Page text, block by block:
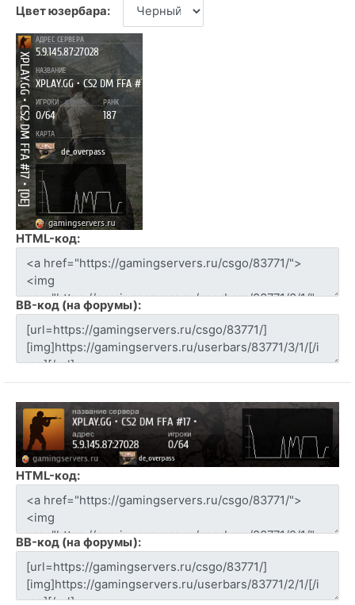
Цвет юзербара:
HTML-код:
BB-код (на форумы):
HTML-код:
BB-код (на форумы):